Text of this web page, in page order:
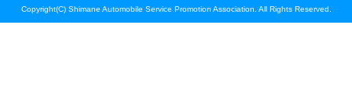
Copyright(C) Shimane Automobile Service Promotion Association. All Rights Reserved.